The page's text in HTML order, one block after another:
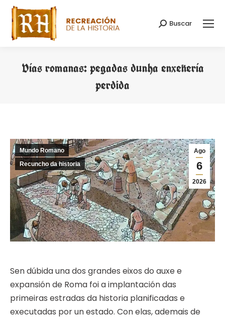
Search:
Buscar
Vías romanas: pegadas dunha enxeñería
perdida
Ago
6
2026
Mundo Romano
Recuncho da historia
Sen dúbida una dos grandes eixos do auxe e
expansión de Roma foi a implantación das
primeiras estradas da historia planificadas e
executadas por un estado. Con elas, ademais de